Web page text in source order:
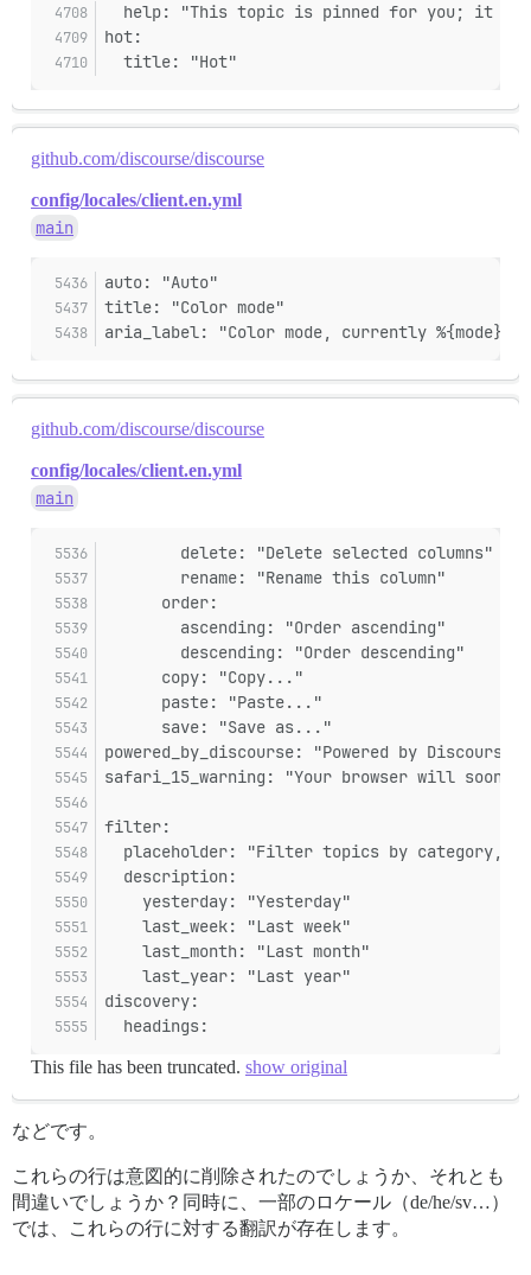
help: "This topic is pinned for you; it
hot:
  title: "Hot"
github.com/discourse/discourse
config/locales/client.en.yml
main
auto: "Auto"
title: "Color mode"
aria_label: "Color mode, currently %{mode}"
github.com/discourse/discourse
config/locales/client.en.yml
main
        delete: "Delete selected columns"
        rename: "Rename this column"
      order:
        ascending: "Order ascending"
        descending: "Order descending"
      copy: "Copy..."
      paste: "Paste..."
      save: "Save as..."
powered_by_discourse: "Powered by Discourse"
safari_15_warning: "Your browser will soon
filter:
placeholder: "Filter topics by category,
  description:
    yesterday: "Yesterday"
    last_week: "Last week"
    last_month: "Last month"
    last_year: "Last year"
discovery:
  headings:
This file has been truncated. show original
などです。
これらの行は意図的に削除されたのでしょうか、それとも
間違いでしょうか？同時に、一部のロケール（de/he/sv…）
では、これらの行に対する翻訳が存在します。